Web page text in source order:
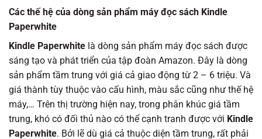
Các thế hệ của dòng sản phẩm máy đọc sách Kindle
Paperwhite
Kindle Paperwhite là dòng sản phẩm máy đọc sách được
sáng tạo và phát triển của tập đoàn Amazon. Đây là dòng
sản phẩm tầm trung với giá cả giao động từ 2 – 6 triệu. Và
giá thành tùy thuộc vào cấu hình, màu sắc cũng như thế hệ
máy,… Trên thị trường hiện nay, trong phân khúc giá tầm
trung, khó có đối thủ nào có thể cạnh tranh được với Kindle
Paperwhite. Bởi lẽ dù giá cả thuộc diện tầm trung, rất phải